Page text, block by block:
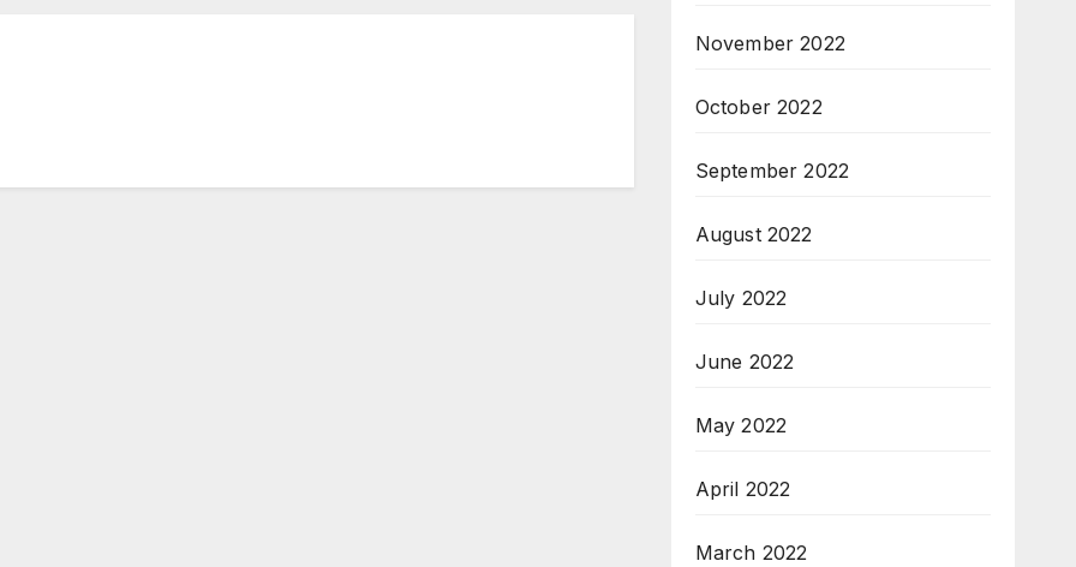
November 2022
October 2022
September 2022
August 2022
July 2022
June 2022
May 2022
April 2022
March 2022